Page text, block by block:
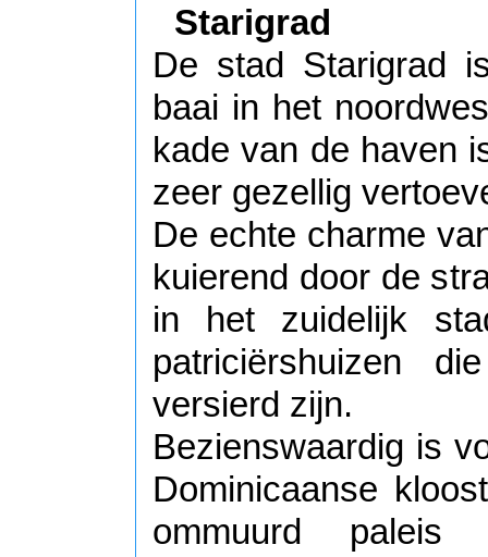
Starigrad
De stad Starigrad
baai in het
kade van de haven
zeer gezellig
De echte charme
kuierend door de
in het zuidelijk
patriciërshuizen
versierd zijn.
Bezienswaardig is
Dominicaanse
ommuurd paleis